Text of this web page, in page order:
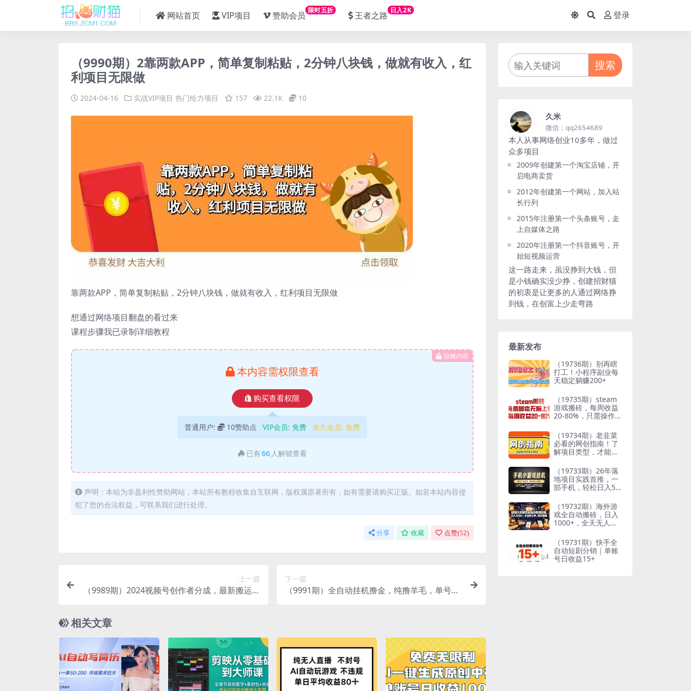
网站首页 VIP项目 赞助会员 限时五折 王者之路 日入2K
登录
（9990期）2靠两款APP，简单复制粘贴，2分钟八块钱，做就有收入，红
利项目无限做
2024-04-16 实战VIP项目 热门给力项目 157 22.1K 10
靠两款APP，简单复制粘贴，2分钟八块钱，做就有收入，红利项目无限做
想通过网络项目翻盘的看过来
课程步骤我已录制详细教程
隐藏内容
本内容需权限查看
购买查看权限
普通用户: 10赞助点 VIP会员: 免费 永久会员: 免费
已有66 人解锁查看
声明：本站为非盈利性赞助网站，本站所有教程收集自互联网，版权属原著所有，如有需要请购买正版。如若本站内容侵
犯了您的合法权益，可联系我们进行处理。
分享 收藏 点赞(52)
上一篇
（9989期）2024视频号创作者分成，最新搬运玩
下一篇
（9991期）全自动挂机撸金，纯撸羊毛，单号20
相关文章
搜索
久米
微信：qq2654689
本人从事网络创业10多年，做过
众多项目
2009年创建第一个淘宝店铺，开
启电商卖货
2012年创建第一个网站，加入站
长行列
2015年注册第一个头条账号，走
上自媒体之路
2020年注册第一个抖音账号，开
始短视频运营
这一路走来，虽没挣到大钱，但
是小钱确实没少挣，创建招财猫
的初衷是让更多的人通过网络挣
到钱，在创富上少走弯路
最新发布
（19736期）别再瞎
打工！小程序副业每
天稳定躺赚200+
（19735期）steam
游戏搬砖，每周收益
20-80%，只需操作1-
过万，零风险长期做
（19734期）老韭菜
必看的网创指南！了
解项目类型，才能找
到想要的结果
（19733期）26年落
地项目实践首推，一
部手机，轻松日入50
（19732期）海外游
戏全自动搬砖，日入
1000+，全天无人值
（19731期）快手全
自动短剧分销｜单账
号日收益15+